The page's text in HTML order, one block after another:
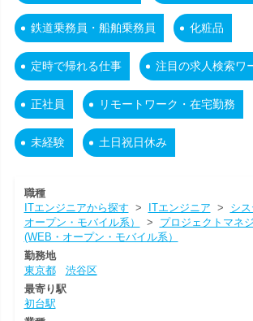
鉄道乗務員・船舶乗務員 化粧品
定時で帰れる仕事 注目の求人検索ワ
正社員 リモートワーク・在宅勤務
未経験 土日祝日休み
職種
ITエンジニアから探す > ITエンジニア > シ
オープン・モバイル系）
> プロジェクトマネ
(WEB・オープン・モバイル系）
勤務地
東京都
渋谷区
最寄り駅
初台駅